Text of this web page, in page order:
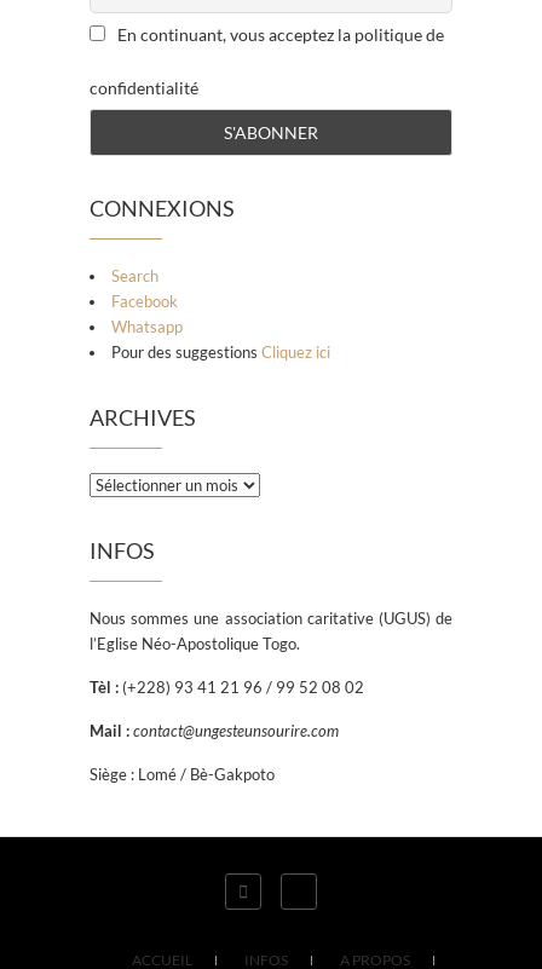
En continuant, vous acceptez la politique de
confidentialité
CONNEXIONS
Search
Facebook
Whatsapp
Pour des suggestions Cliquez ici
ARCHIVES
Archives
INFOS
Nous sommes une association caritative (UGUS) de
l’Eglise Néo-Apostolique Togo.
Tèl : (+228) 93 41 21 96 / 99 52 08 02
Mail :contact@ungesteunsourire.com
Siège : Lomé / Bè-Gakpoto
ACCUEIL INFOS A PROPOS